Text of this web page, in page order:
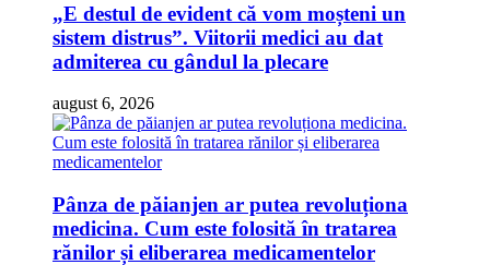
„E destul de evident că vom moșteni un
sistem distrus”. Viitorii medici au dat
admiterea cu gândul la plecare
august 6, 2026
Pânza de păianjen ar putea revoluționa
medicina. Cum este folosită în tratarea
rănilor și eliberarea medicamentelor